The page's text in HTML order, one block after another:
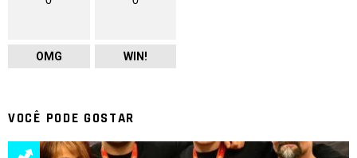
OMG WIN!
VOCÊ PODE GOSTAR